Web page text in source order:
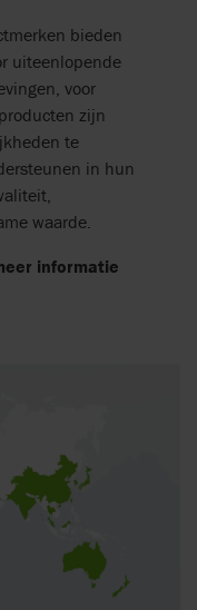
bieden
uiteenlopende
voor
zijn
te
in hun
waarde.
informatie